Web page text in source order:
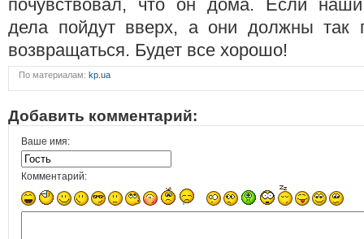
почувствовал, что он дома. Если наши
дела пойдут вверх, а они должны так
возвращаться. Будет все хорошо!
По материалам: kp.ua
Добавить комментарий:
Ваше имя:
Комментарий: